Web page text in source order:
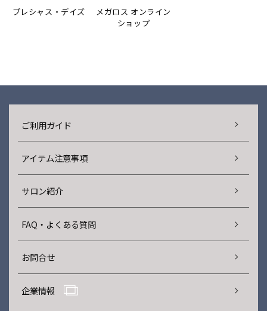
プレシャス・デイズ
メガロス オンライン
ショップ
ご利用ガイド
アイテム注意事項
サロン紹介
FAQ・よくある質問
お問合せ
企業情報